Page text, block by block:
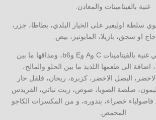
غنية بالفيتامينات والمعادن.
سلطة اوليفير على الخيار البلدي، بطاطا، جزر،
او سجق، بازيلا، المايونيز، بيض.
5-سلطة البابايا وهي غنية بالفيتامينات C وA وE وb6، ومذاقها ما بين
اضافة الى طعمها اللذيذ ما بين الحلو والمالح،
الاخضر، البصل الاخضر، كزبرة، ريحان، فلفل حار
صلصة الصويا، صوص، زيت نباتي، القريدس
فاصولياء خضراء، بندوره، و من المكسرات الكاجو
المحمص.